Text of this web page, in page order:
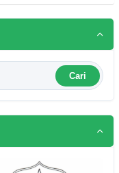
Cari